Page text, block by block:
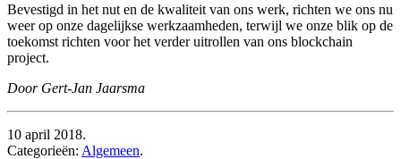
Bevestigd in het nut en de kwaliteit van ons werk, richten we ons nu
weer op onze dagelijkse werkzaamheden, terwijl we onze blik op de
toekomst richten voor het verder uitrollen van ons blockchain
project.
Door Gert-Jan Jaarsma
10 april 2018.
Categorieën: Algemeen.